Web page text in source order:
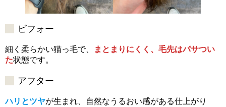
ビフォー
細く柔らかい猫っ毛で、
まとまりにくく、毛先はパサつい
た状態です。
アフター
ハリとツヤが生まれ、自然なうるおい感がある仕上がり